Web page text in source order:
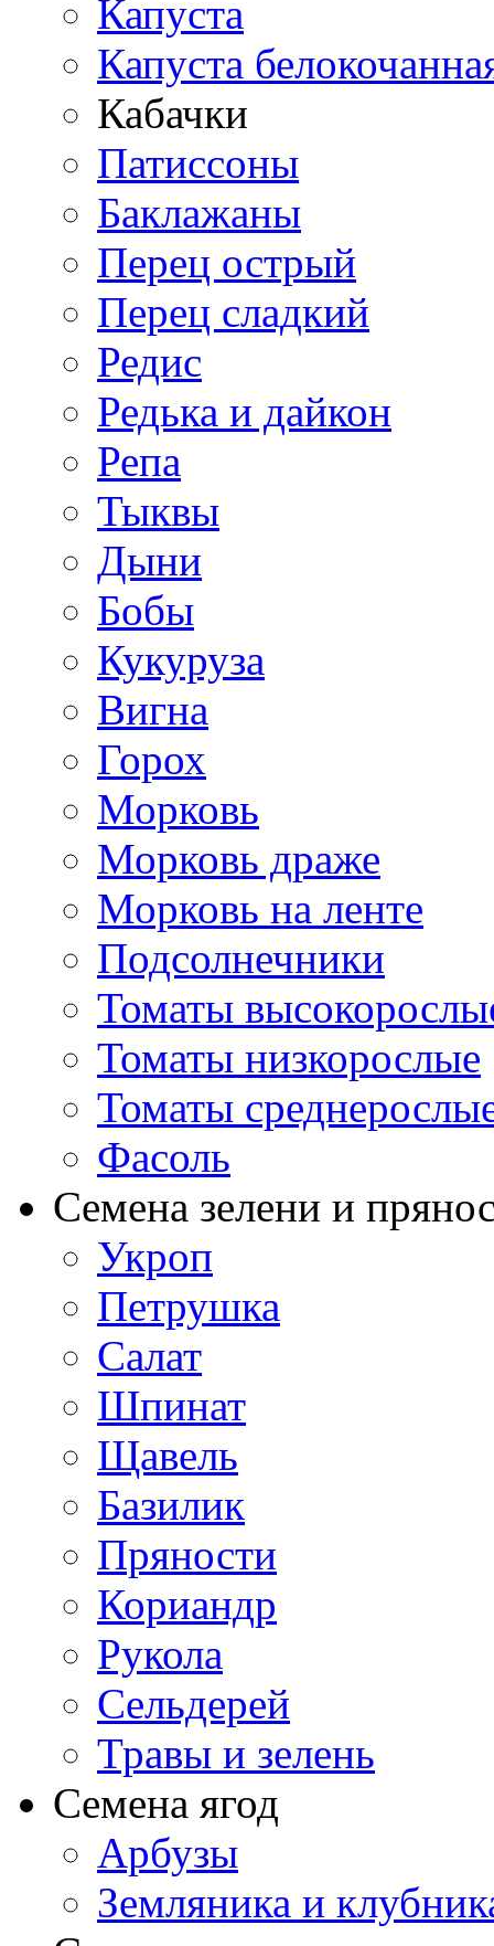
Капуста
Капуста
Кабачки
Патиссоны
Баклажаны
Перец острый
Перец сладкий
Редис
Редька и дайкон
Репа
Тыквы
Дыни
Бобы
Кукуруза
Вигна
Горох
Морковь
Морковь драже
Морковь на ленте
Подсолнечники
Томаты
Томаты низкорослые
Томаты
Фасоль
Семена зелени и
Укроп
Петрушка
Салат
Шпинат
Щавель
Базилик
Пряности
Кориандр
Рукола
Сельдерей
Травы и зелень
Семена ягод
Арбузы
Земляника и